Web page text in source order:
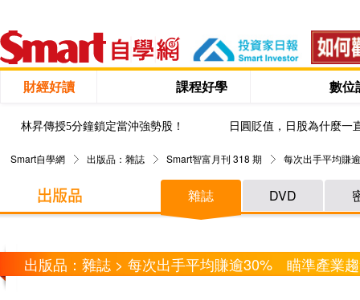
財經好讀 課程好學 數位
林昇傳授5分鐘鎖定當沖強勢股！ 日圓貶值，日股為什麼一
Smart自學網 出版品：雜誌 Smart智富月刊 318 期 每次出手平均賺
雜誌 DVD
出版品：雜誌 > 每次出手平均賺逾30% 瞄準產業